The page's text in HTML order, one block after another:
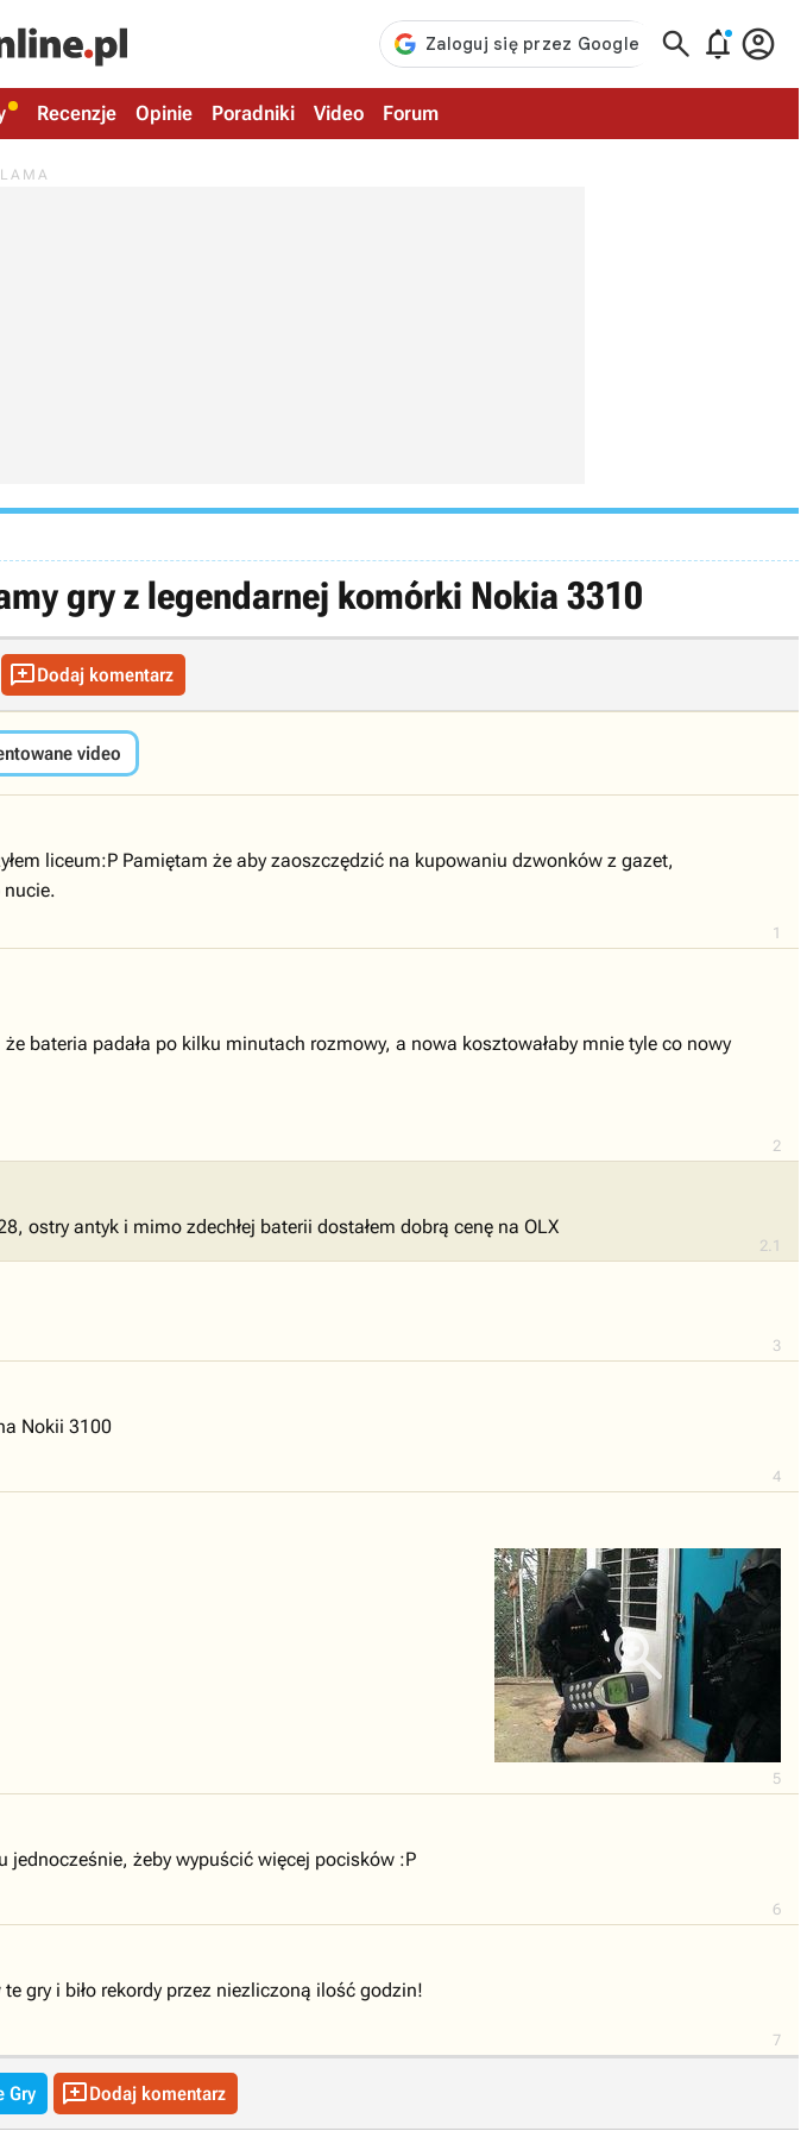
  
Recenzje Opinie Poradniki Video Forum
gry z legendarnej komórki Nokia 3310
Dodaj komentarz
video
1
liceum:P Pamiętam że aby zaoszczędzić na kupowaniu dzwonków z gazet,
nucie.
2
bateria padała po kilku minutach rozmowy, a nowa kosztowałaby mnie tyle co nowy
2.1
ostry antyk i mimo zdechłej baterii dostałem dobrą cenę na OLX
3
4
Nokii 3100
5
6
jednocześnie, żeby wypuścić więcej pocisków :P
7
gry i biło rekordy przez niezliczoną ilość godzin!
Gry Dodaj komentarz